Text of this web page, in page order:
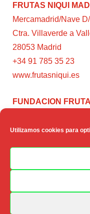
Utilizamos cookies para
FRUTAS NIQUI
Mercamadrid/Nave
Ctra. Villaverde a
28053 Madrid
+34 91 785 35 23
www.frutasniqui.es
FUNDACION
28224 – Pozuelo de